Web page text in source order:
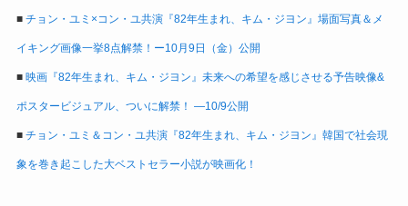
■ チョン・ユミ×コン・ユ共演『82年生まれ、キム・ジヨン』場面写真＆メ
イキング画像一挙8点解禁！ー10月9日（金）公開
■ 映画『82年生まれ、キム・ジヨン』未来への希望を感じさせる予告映像&
ポスタービジュアル、ついに解禁！ ―10/9公開
■ チョン・ユミ＆コン・ユ共演『82年生まれ、キム・ジヨン』韓国で社会現
象を巻き起こした大ベストセラー小説が映画化！